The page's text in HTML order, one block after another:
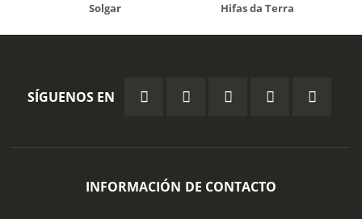
Solgar Hifas da Terra
SÍGUENOS EN
INFORMACIÓN DE CONTACTO